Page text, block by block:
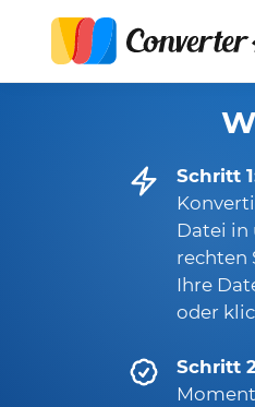
Schritt
Datei in
rechten
Ihre
oder
Schritt